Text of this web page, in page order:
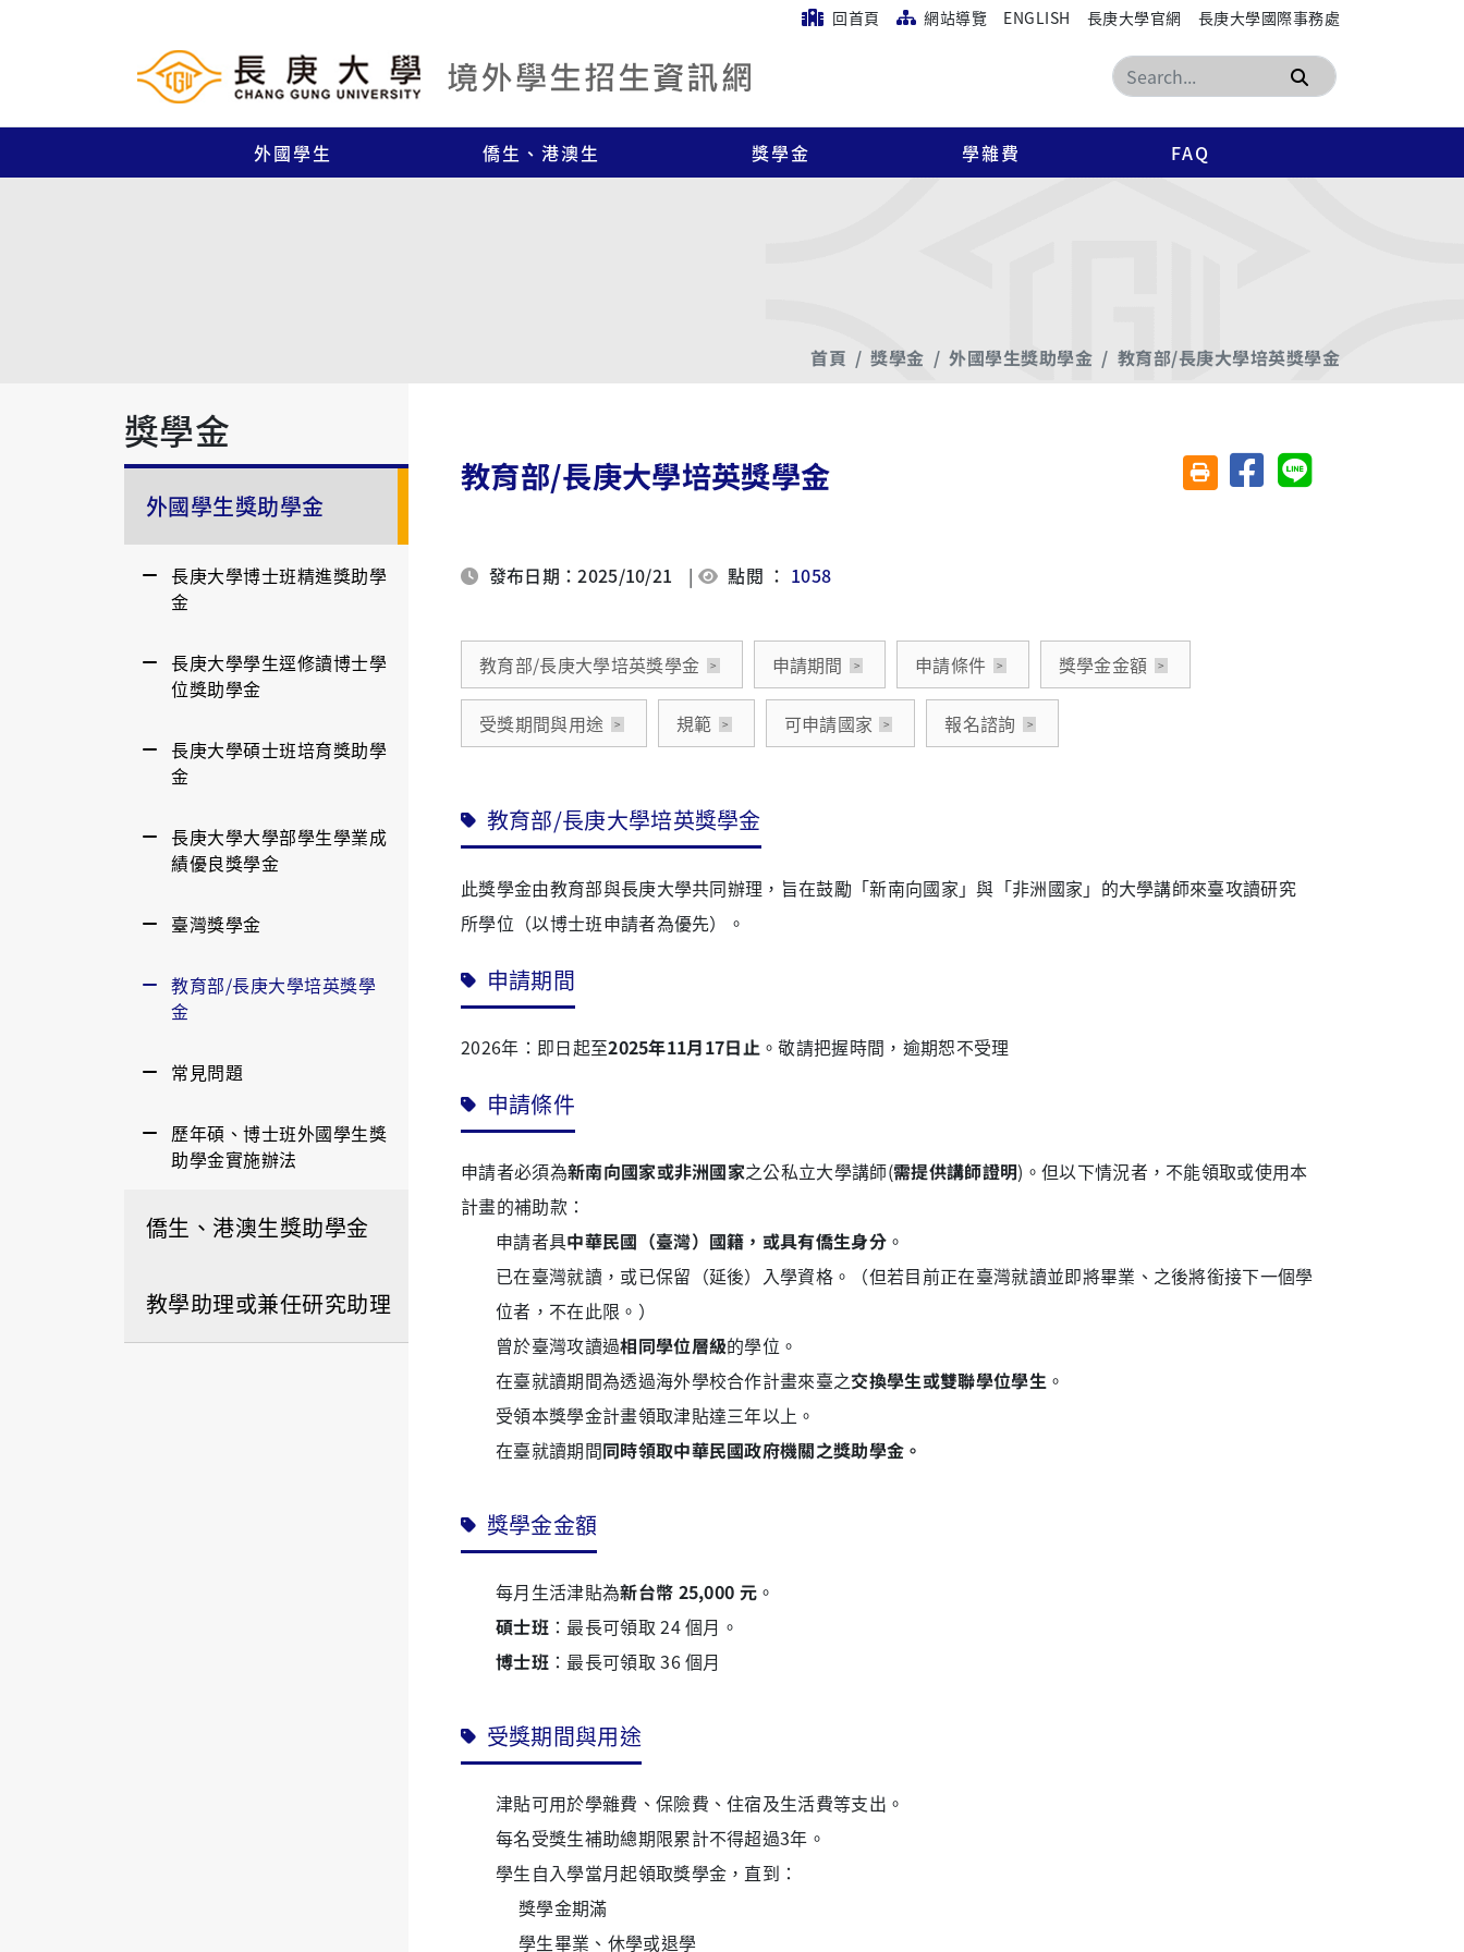
回首頁 網站導覽 ENGLISH 長庚大學官網 長庚大學國際事務處
搜尋
外國學生 僑生、港澳生 獎學金 學雜費 FAQ
首頁 獎學金 外國學生獎助學金 教育部/長庚大學培英獎學金
獎學金
外國學生獎助學金
長庚大學博士班精進獎助學
金
長庚大學學生逕修讀博士學
位獎助學金
長庚大學碩士班培育獎助學
金
長庚大學大學部學生學業成
績優良獎學金
臺灣獎學金
教育部/長庚大學培英獎學
金
常見問題
歷年碩、博士班外國學生獎
助學金實施辦法
僑生、港澳生獎助學金
教學助理或兼任研究助理
教育部/長庚大學培英獎學金 友善列印(另開視窗)
分享至臉書分享至 Line
發布日期：2025/10/21 | 點閱 ： 1058
教育部/長庚大學培英獎學金 申請期間 申請條件 獎學金金額
受獎期間與用途 規範 可申請國家 報名諮詢
教育部/長庚大學培英獎學金
此獎學金由教育部與長庚大學共同辦理，旨在鼓勵「新南向國家」與「非洲國家」的大學講師來臺攻讀研究
所學位（以博士班申請者為優先）。
申請期間
2026年：即日起至2025年11月17日止 。敬請把握時間，逾期恕不受理
申請條件
申請者必須為新南向國家或非洲國家之公私立大學講師(需提供講師證明)。但以下情況者，不能領取或使用本
計畫的補助款：
申請者具中華民國（臺灣）國籍，或具有僑生身分 。
已在臺灣就讀，或已保留（延後）入學資格。（但若目前正在臺灣就讀並即將畢業、之後將銜接下一個學
位者，不在此限。）
曾於臺灣攻讀過相同學位層級的學位。
在臺就讀期間為透過海外學校合作計畫來臺之交換學生或雙聯學位學生。
受領本獎學金計畫領取津貼達三年以上。
在臺就讀期間同時領取中華民國政府機關之獎助學金。
獎學金金額
每月生活津貼為新台幣 25,000 元 。
碩士班：最長可領取 24 個月。
博士班：最長可領取 36 個月
受獎期間與用途
津貼可用於學雜費、保險費、住宿及生活費等支出。
每名受獎生補助總期限累計不得超過3年。
學生自入學當月起領取獎學金，直到：
獎學金期滿
學生畢業、休學或退學